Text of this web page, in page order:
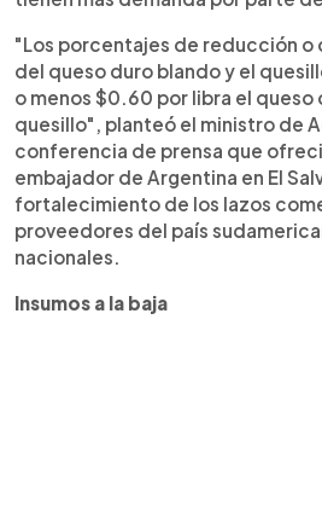
"Los porcentajes de reducción o
del queso duro blando y el
o menos $0.60 por libra el
quesillo", planteó el ministro de
conferencia de prensa que
embajador de Argentina en El
fortalecimiento de los lazos
proveedores del país
nacionales.
Insumos a la baja